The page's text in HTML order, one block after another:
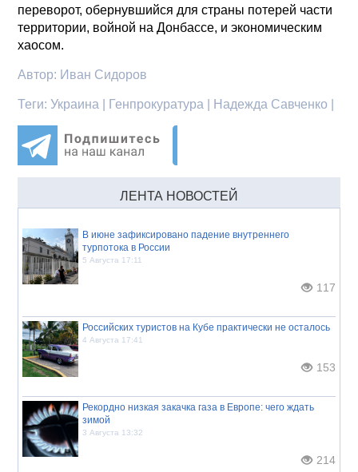
переворот, обернувшийся для страны потерей части
территории, войной на Донбассе, и экономическим
хаосом.
Автор: Иван Сидоров
Теги:Украина | Генпрокуратура | Надежда Савченко |
ЛЕНТА НОВОСТЕЙ
В июне зафиксировано падение внутреннего
турпотока в России
5 Августа 17:11
117
Российских туристов на Кубе практически не осталось
4 Августа 17:41
153
Рекордно низкая закачка газа в Европе: чего ждать
зимой
3 Августа 13:32
214